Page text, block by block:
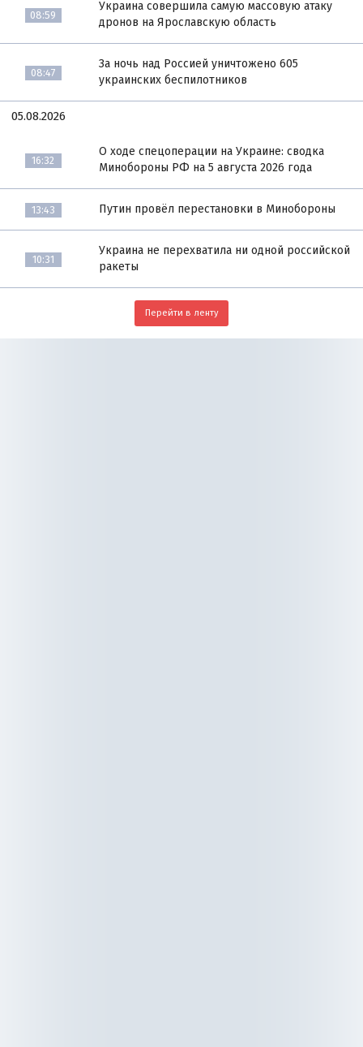
08:59
Украина совершила самую массовую атаку
дронов на Ярославскую область
08:47
За ночь над Россией уничтожено 605
украинских беспилотников
05.08.2026
16:32
О ходе спецоперации на Украине: сводка
Минобороны РФ на 5 августа 2026 года
13:43 Путин провёл перестановки в Минобороны
10:31
Украина не перехватила ни одной российской
ракеты
Перейти в ленту